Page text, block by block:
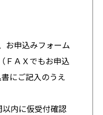
お申込みフォーム
ＦＡＸでもお申込
にご記入のうえ
内に仮受付確認